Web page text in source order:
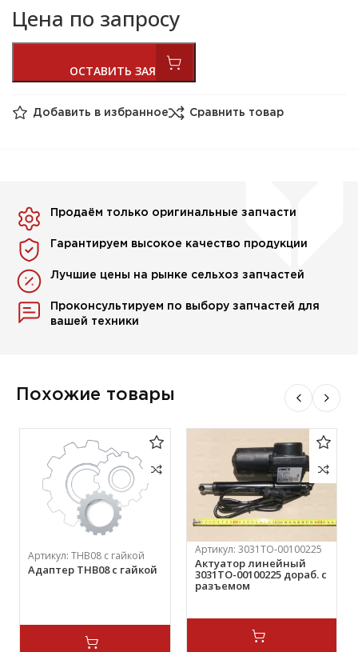
Цена по запросу
Добавить в избранное Сравнить товар
Продаём только оригинальные запчасти
Гарантируем высокое качество продукции
Лучшие цены на рынке сельхоз запчастей
Проконсультируем по выбору запчастей для
вашей техники
Похожие товары
Артикул:ТНВ08 с гайкой
Адаптер ТНВ08 с гайкой
Артикул: 3031ТО-00100225
Актуатор линейный
3031ТО-00100225 дораб. с
разъемом